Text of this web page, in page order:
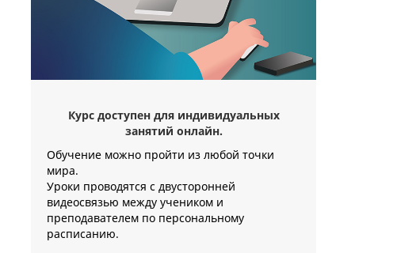
Курс доступен для индивидуальных
занятий онлайн.
Обучение можно пройти из любой точки
мира.
Уроки проводятся с двусторонней
видеосвязью между учеником и
преподавателем по персональному
расписанию.